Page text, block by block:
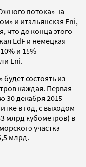
потока» на
и итальянская Eni,
что до конца этого
EdF и немецкая
и 15%
Eni.
состоять из
каждая. Первая
30 декабря 2015
в год, с выходом
млрд кубометров) в
участка
млрд.